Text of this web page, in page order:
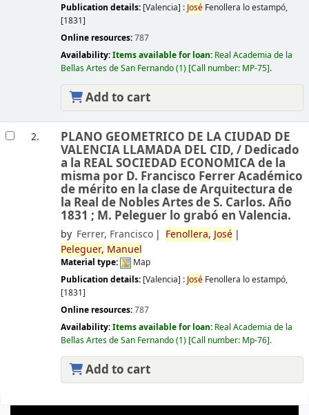
Publication details: [Valencia] : JoséFenollera lo estampó,
[1831]
Online resources:787
Availability:Items available for loan: Real Academia de la
Bellas Artes de San Fernando(1) Call number: MP-75 .
Add to cart
2. PLANO GEOMETRICO DE LA CIUDAD DE
VALENCIA LLAMADA DEL CID, / Dedicado
a la REAL SOCIEDAD ECONOMICA de la
misma por D. Francisco Ferrer Académico
de mérito en la clase de Arquitectura de
la Real de Nobles Artes de S. Carlos. Año
1831 ; M. Peleguer lo grabó en Valencia.
by Ferrer, Francisco Fenollera, José
Peleguer, Manuel
Material type:
Map
Publication details: [Valencia] : JoséFenollera lo estampó,
[1831]
Online resources:787
Availability:Items available for loan: Real Academia de la
Bellas Artes de San Fernando(1) Call number: Mp-76 .
Add to cart